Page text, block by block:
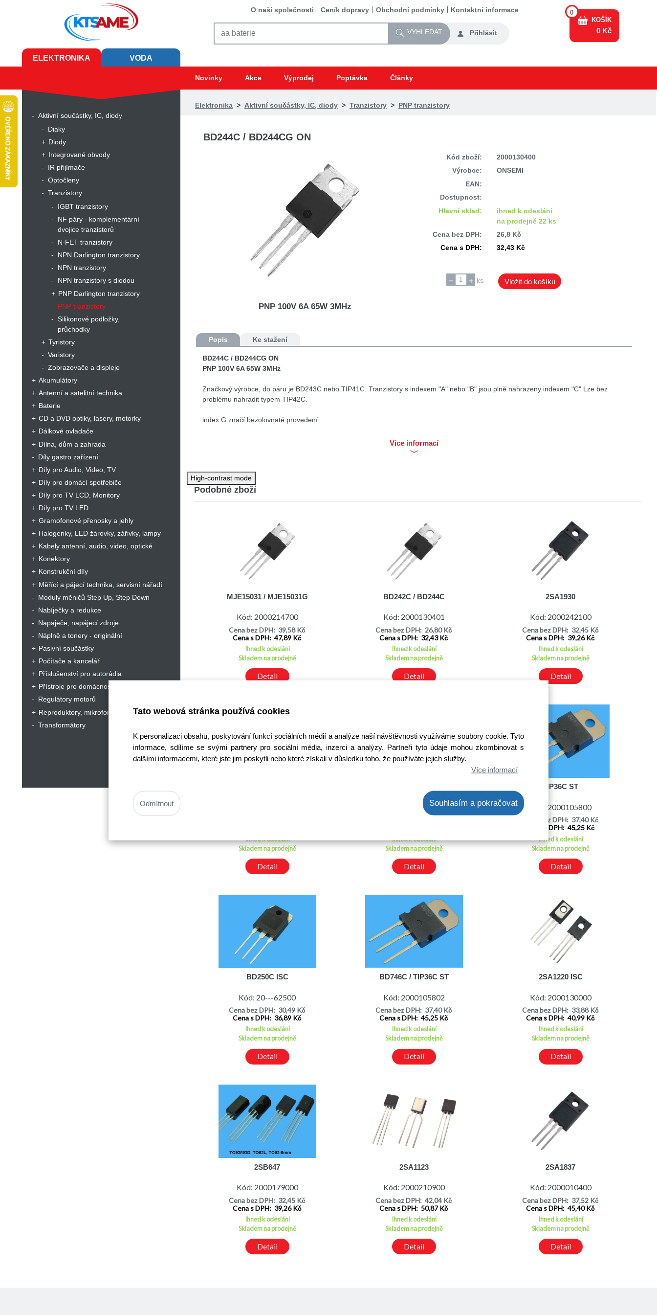
Tato webová stránka používá cookies
K personalizaci obsahu, poskytování funkcí sociálních médií a analýze naší návštěvnosti využíváme soubory cookie. Tyto
informace, sdílíme se svými partnery pro sociální média, inzerci a analýzy. Partneři tyto údaje mohou zkombinovat s
dalšími informacemi, které jste jim poskytli nebo které získali v důsledku toho, že používáte jejich služby.
Více informací
Souhlasím a pokračovat
Odmítnout
ELEKTRONIKA VODA
O naší společnosti Ceník dopravy Obchodní podmínky Kontaktní informace
Přihlásit
VYHLEDAT
0
KOŠÍK
0 Kč
Novinky Akce Výprodej Poptávka Články
Aktivní součástky, IC, diody
Diaky
Diody
Integrované obvody
IR přijímače
Optočleny
Tranzistory
IGBT tranzistory
NF páry - komplementární
dvojice tranzistorů
N-FET tranzistory
NPN Darlington tranzistory
NPN tranzistory
NPN tranzistory s diodou
PNP Darlington tranzistory
PNP tranzistory
Silikonové podložky,
průchodky
Tyristory
Varistory
Zobrazovače a displeje
Akumulátory
Antenní a satelitní technika
Baterie
CD a DVD optiky, lasery, motorky
Dálkové ovladače
Dílna, dům a zahrada
Díly gastro zařízení
Díly pro Audio, Video, TV
Díly pro domácí spotřebiče
Díly pro TV LCD, Monitory
Díly pro TV LED
Gramofonové přenosky a jehly
Halogenky, LED žárovky, zářivky, lampy
Kabely antenní, audio, video, optické
Konektory
Konstrukční díly
Měřící a pájecí technika, servisní nářadí
Moduly měničů Step Up, Step Down
Nabíječky a redukce
Napaječe, napájecí zdroje
Náplně a tonery - originální
Pasivní součástky
Počítače a kancelář
Příslušenství pro autorádia
Přístroje pro domácnost a hobby
Regulátory motorů
Reproduktory, mikrofony, sluchátka
Transformátory
Elektronika> Aktivní součástky, IC, diody> Tranzistory> PNP tranzistory
BD244C / BD244CG ON
PNP 100V 6A 65W 3MHz
Kód zboží:
2000130400
Výrobce:
ONSEMI
EAN:
Dostupnost:
Hlavní sklad:
ihned k odeslání
na prodejně 22 ks
Cena bez DPH:
26,8 Kč
Cena s DPH:
32,43 Kč
ks Vložit do košíku
Popis Ke stažení
BD244C / BD244CG ON
PNP 100V 6A 65W 3MHz
Značkový výrobce, do páru je BD243C nebo TIP41C. Tranzistory s indexem "A" nebo "B" jsou plně nahrazeny indexem "C" Lze bez
problému nahradit typem TIP42C.
index G značí bezolovnaté provedení
Více informací
High-contrast mode
Podobné zboží
MJE15031 / MJE15031G
Kód: 2000214700
Cena bez DPH: 39,58 Kč
Cena s DPH: 47,89 Kč
Ihned k odeslání
Skladem na prodejně
Detail
BD242C / BD244C
Kód: 2000130401
Cena bez DPH: 26,80 Kč
Cena s DPH: 32,43 Kč
Ihned k odeslání
Skladem na prodejně
Detail
2SA1930
Kód: 2000242100
Cena bez DPH: 32,45 Kč
Cena s DPH: 39,26 Kč
Ihned k odeslání
Skladem na prodejně
Detail
DOPRODEJ
Ihned k odeslání
Skladem na prodejně
Detail
Kód: 2000224400
Ihned k odeslání
Skladem na prodejně
Detail
TIP36C ST
Kód: 2000105800
Cena bez DPH: 37,40 Kč
Cena s DPH: 45,25 Kč
Ihned k odeslání
Skladem na prodejně
Detail
BD250C ISC
Kód: 20---62500
Cena bez DPH: 30,49 Kč
Cena s DPH: 36,89 Kč
Ihned k odeslání
Skladem na prodejně
Detail
BD746C / TIP36C ST
Kód: 2000105802
Cena bez DPH: 37,40 Kč
Cena s DPH: 45,25 Kč
Ihned k odeslání
Skladem na prodejně
Detail
2SA1220 ISC
Kód: 2000130000
Cena bez DPH: 33,88 Kč
Cena s DPH: 40,99 Kč
Ihned k odeslání
Skladem na prodejně
Detail
2SB647
Kód: 2000179000
Cena bez DPH: 32,45 Kč
Cena s DPH: 39,26 Kč
Ihned k odeslání
Skladem na prodejně
Detail
2SA1123
Kód: 2000210900
Cena bez DPH: 42,04 Kč
Cena s DPH: 50,87 Kč
Ihned k odeslání
Skladem na prodejně
Detail
2SA1837
Kód: 2000010400
Cena bez DPH: 37,52 Kč
Cena s DPH: 45,40 Kč
Ihned k odeslání
Skladem na prodejně
Detail